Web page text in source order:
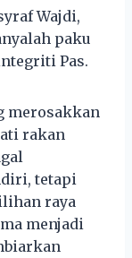
Wajdi,
paku
Pas.
merosakkan
rakan
tetapi
raya
menjadi